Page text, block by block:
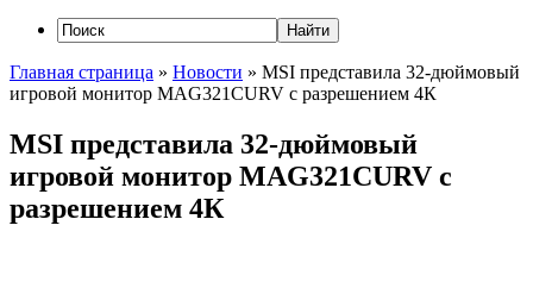
Главная страница » Новости » MSI представила 32-дюймовый
игровой монитор MAG321CURV с разрешением 4К
MSI представила 32-дюймовый
игровой монитор MAG321CURV с
разрешением 4К